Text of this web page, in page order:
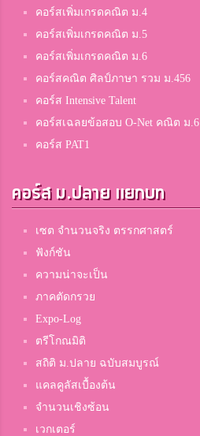
คอร์สเพิ่มเกรดคณิต ม.4
คอร์สเพิ่มเกรดคณิต ม.5
คอร์สเพิ่มเกรดคณิต ม.6
คอร์สคณิต ศิลป์ภาษา รวม ม.456
คอร์ส Intensive Talent
คอร์สเฉลยข้อสอบ O-Net คณิต ม.6
คอร์ส PAT1
คอร์ส ม.ปลาย แยกบท
เซต จำนวนจริง ตรรกศาสตร์
ฟังก์ชัน
ความน่าจะเป็น
ภาคตัดกรวย
Expo-Log
ตรีโกณมิติ
สถิติ ม.ปลาย ฉบับสมบูรณ์
แคลคูลัสเบื้องต้น
จำนวนเชิงซ้อน
เวกเตอร์